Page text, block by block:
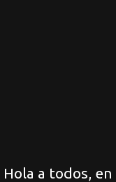
Hola a todos,